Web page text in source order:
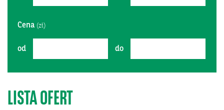
Cena (zł)
od do
LISTA OFERT